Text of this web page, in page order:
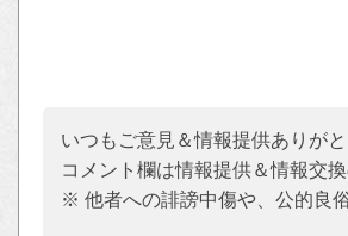
いつもご意見＆情報提供ありがと
コメント欄は情報提供＆情報交
※ 他者への誹謗中傷や、公的良